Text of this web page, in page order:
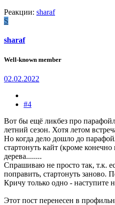
Реакции: sharaf
S
sharaf
Well-known member
02.02.2022
#4
Вот бы ещё ликбез про
летний сезон. Хотя летом
Но когда дело дошло до
стартонуть кайт (кроме
дерева........
Спрашиваю не просто так, т.к.
поправить, стартонуть заново.
Кричу только одно - наступите
Этот пост перенесен в